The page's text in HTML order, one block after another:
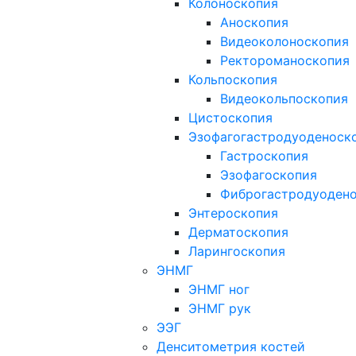
Колоноскопия
Аноскопия
Видеоколоноскопия
Ректороманоскопия
Кольпоскопия
Видеокольпоскопия
Цистоскопия
Гастроскопия
Эзофагоскопия
Энтероскопия
Дерматоскопия
Ларингоскопия
ЭНМГ
ЭНМГ ног
ЭНМГ рук
ЭЭГ
Денситометрия костей